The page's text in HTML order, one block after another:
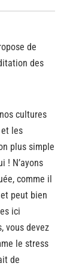
de
des
cultures
les
plus simple
! N’ayons
comme il
peut bien
ici
vous devez
le stress
de